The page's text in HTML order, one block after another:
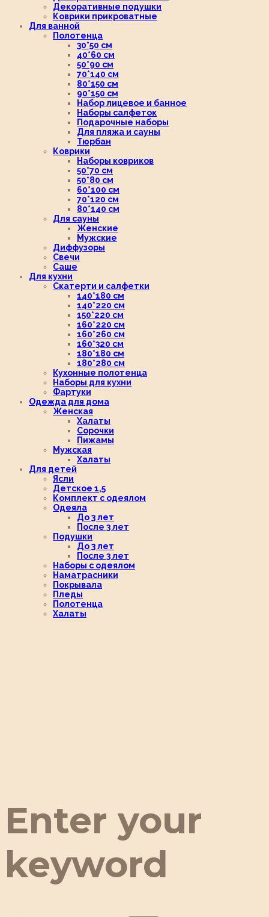
Декоративные подушки
Коврики прикроватные
Для ванной
Полотенца
30*50 см
40*60 см
50*90 см
70*140 см
80*150 см
90*150 см
Набор лицевое и банное
Наборы салфеток
Подарочные наборы
Для пляжа и сауны
Тюрбан
Коврики
Наборы ковриков
50*70 см
50*80 см
60*100 см
70*120 см
80*140 см
Для сауны
Женские
Мужские
Диффузоры
Свечи
Саше
Для кухни
Скатерти и салфетки
140*180 см
140*220 см
150*220 см
160*220 см
160*260 см
160*320 см
180*180 см
180*280 см
Кухонные полотенца
Наборы для кухни
Фартуки
Одежда для дома
Женская
Халаты
Сорочки
Пижамы
Мужская
Халаты
Для детей
Ясли
Детское 1,5
Комплект с одеялом
Одеяла
До 3 лет
После 3 лет
Подушки
До 3 лет
После 3 лет
Наборы с одеялом
Наматрасники
Покрывала
Пледы
Полотенца
Халаты
Enter your
keyword